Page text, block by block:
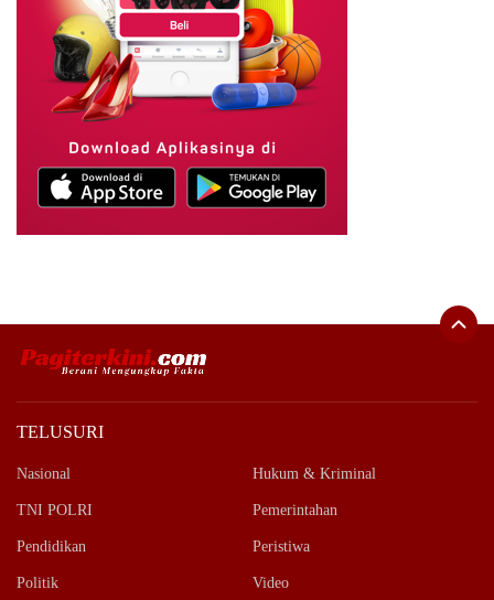
TELUSURI
Nasional Hukum & Kriminal
TNI POLRI Pemerintahan
Pendidikan Peristiwa
Politik Video